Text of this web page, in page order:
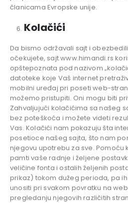
članicama Evropske unije.
Kolačići
Da bismo održavali sajt i
očekujete, sajt www.himandi.rs
opštepoznata pod nazivom
datoteke koje Vaš internet
mobilni uređaj pri poseti web-
možemo pristupiti. Oni mogu biti
Zahvaljujući kolačićima sa našeg
bez poteškoća i možete videti
Vas. Kolačići nam pokazuju šta
posetioce našeg sajta, što nam
njegovu upotrebu za sve.
pamti vaše radnje i željene
veličine fonta i ostalih željenih
prikaz) tokom dužeg perioda, pa
unositi pri svakom povratku na
pregledanju njegovih različitih